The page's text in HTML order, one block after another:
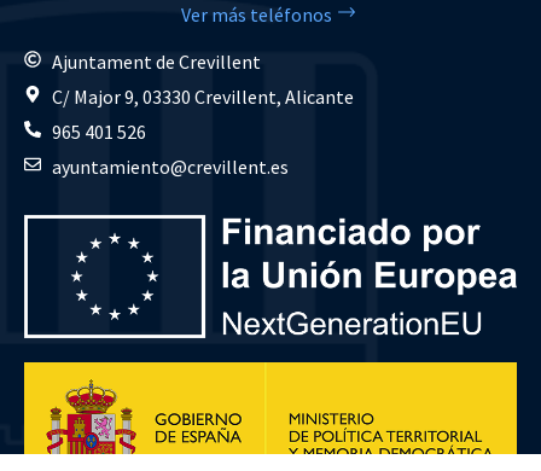
Ver más teléfonos
Ajuntament de Crevillent
C/ Major 9, 03330 Crevillent, Alicante
965 401 526
ayuntamiento@crevillent.es